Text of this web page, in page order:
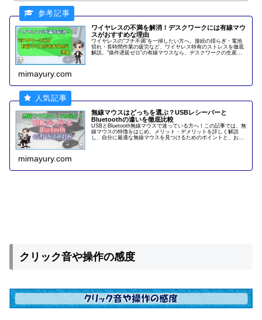
ワイヤレスの不満を解消！デスクワークには有線マウ
スがおすすめな理由
ワイヤレスの“プチ不満”を一掃したい方へ。接続の揺らぎ・電池
切れ・長時間作業の疲労など、ワイヤレス特有のストレスを徹底
解説。“操作遅延ゼロ”の有線マウスなら、デスクワークの生産性
mimayury.com
無線マウスはどっちを選ぶ？USBレシーバーと
Bluetoothの違いを徹底比較
USBとBluetooth無線マウスで迷っている方へ！この記事では、無
線マウスの特徴をはじめ、メリット・デメリットを詳しく解説
し、自分に最適な無線マウスを見つけるためのポイントと、おす
mimayury.com
クリック音や操作の感度